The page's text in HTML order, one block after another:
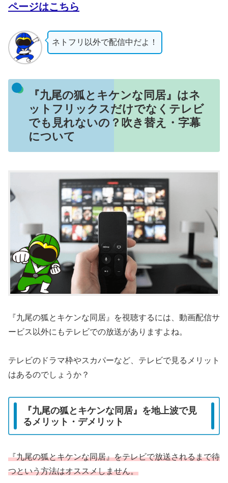
ページはこちら
ネトフリ以外で配信中だよ！
『九尾の狐とキケンな同居』はネ
ットフリックスだけでなくテレビ
でも見れないの？吹き替え・字幕
について
『九尾の狐とキケンな同居』を視聴するには、動画配信サ
ービス以外にもテレビでの放送がありますよね。
テレビのドラマ枠やスカパーなど、テレビで見るメリット
はあるのでしょうか？
『九尾の狐とキケンな同居』を地上波で見
るメリット・デメリット
『九尾の狐とキケンな同居』をテレビで放送されるまで待
つという方法はオススメしません。